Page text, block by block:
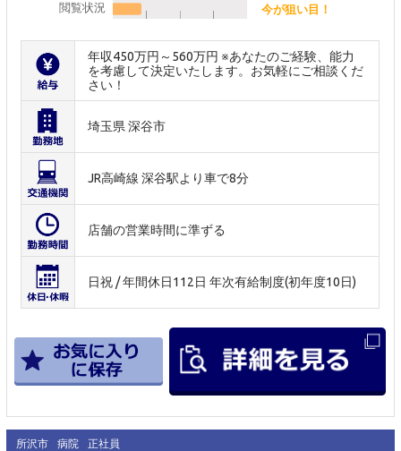
閲覧状況 今が狙い目！
年収450万円～560万円 ※あなたのご経験、能力
を考慮して決定いたします。お気軽にご相談くだ
さい！
埼玉県 深谷市
JR高崎線 深谷駅より車で8分
店舗の営業時間に準ずる
日祝 / 年間休日112日 年次有給制度(初年度10日)
所沢市 病院 正社員